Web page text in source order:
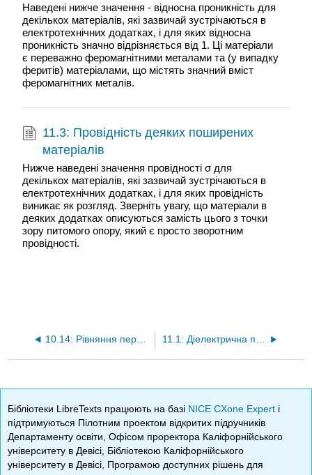
Наведені нижче значення - відносна проникність для
декількох матеріалів, які зазвичай зустрічаються в
електротехнічних додатках, і для яких відносна
проникність значно відрізняється від 1. Ці матеріали
є переважно феромагнітними металами та (у випадку
феритів) матеріалами, що містять значний вміст
феромагнітних металів.
11.3: Провідність деяких поширених
матеріалів
Нижче наведені значення провідності σ для
декількох матеріалів, які зазвичай зустрічаються в
електротехнічних додатках, і для яких провідність
виникає як розгляд. Зверніть увагу, що матеріали в
деяких додатках описуються замість цього з точки
зору питомого опору, який є просто зворотним
провідності.
10.14: Рівняння передачі Friis 11.1: Діелектрична проникність деяких поширених матеріалів
Бібліотеки LibreTexts працюють на базі NICE CXone Expert і
підтримуються Пілотним проектом відкритих підручників
Департаменту освіти, Офісом проректора Каліфорнійського
університету в Девісі, Бібліотекою Каліфорнійського
університету в Девісі, Програмою доступних рішень для